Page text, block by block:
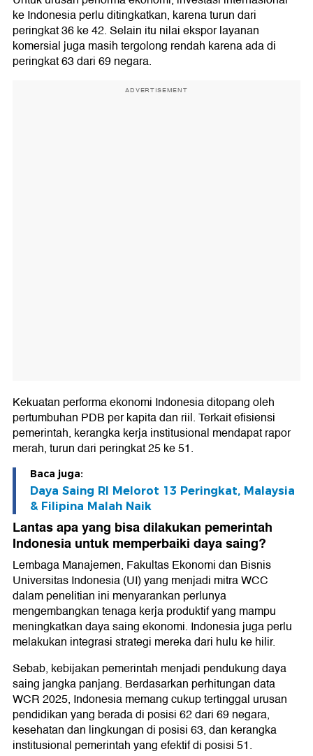
ke Indonesia perlu ditingkatkan, karena turun dari
peringkat 36 ke 42. Selain itu nilai ekspor layanan
komersial juga masih tergolong rendah karena ada di
peringkat 63 dari 69 negara.
ADVERTISEMENT
Kekuatan performa ekonomi Indonesia ditopang oleh
pertumbuhan PDB per kapita dan riil. Terkait efisiensi
pemerintah, kerangka kerja institusional mendapat rapor
merah, turun dari peringkat 25 ke 51.
Baca juga:
Daya Saing RI Melorot 13 Peringkat, Malaysia
& Filipina Malah Naik
Lantas apa yang bisa dilakukan pemerintah
Indonesia untuk memperbaiki daya saing?
Lembaga Manajemen, Fakultas Ekonomi dan Bisnis
Universitas Indonesia (UI) yang menjadi mitra WCC
dalam penelitian ini menyarankan perlunya
mengembangkan tenaga kerja produktif yang mampu
meningkatkan daya saing ekonomi. Indonesia juga perlu
melakukan integrasi strategi mereka dari hulu ke hilir.
Sebab, kebijakan pemerintah menjadi pendukung daya
saing jangka panjang. Berdasarkan perhitungan data
WCR 2025, Indonesia memang cukup tertinggal urusan
pendidikan yang berada di posisi 62 dari 69 negara,
kesehatan dan lingkungan di posisi 63, dan kerangka
institusional pemerintah yang efektif di posisi 51.